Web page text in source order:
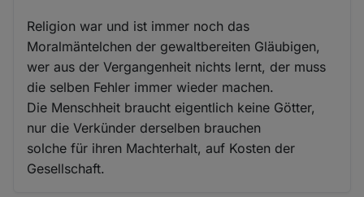
Religion war und ist immer noch das
Moralmäntelchen der gewaltbereiten Gläubigen,
wer aus der Vergangenheit nichts lernt, der muss
die selben Fehler immer wieder machen.
Die Menschheit braucht eigentlich keine Götter,
nur die Verkünder derselben brauchen
solche für ihren Machterhalt, auf Kosten der
Gesellschaft.